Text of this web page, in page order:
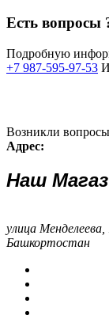
Есть вопросы
Подробную
+7 987-595-97-53
Возникли
Адрес:
Наш
улица
Башкортостан